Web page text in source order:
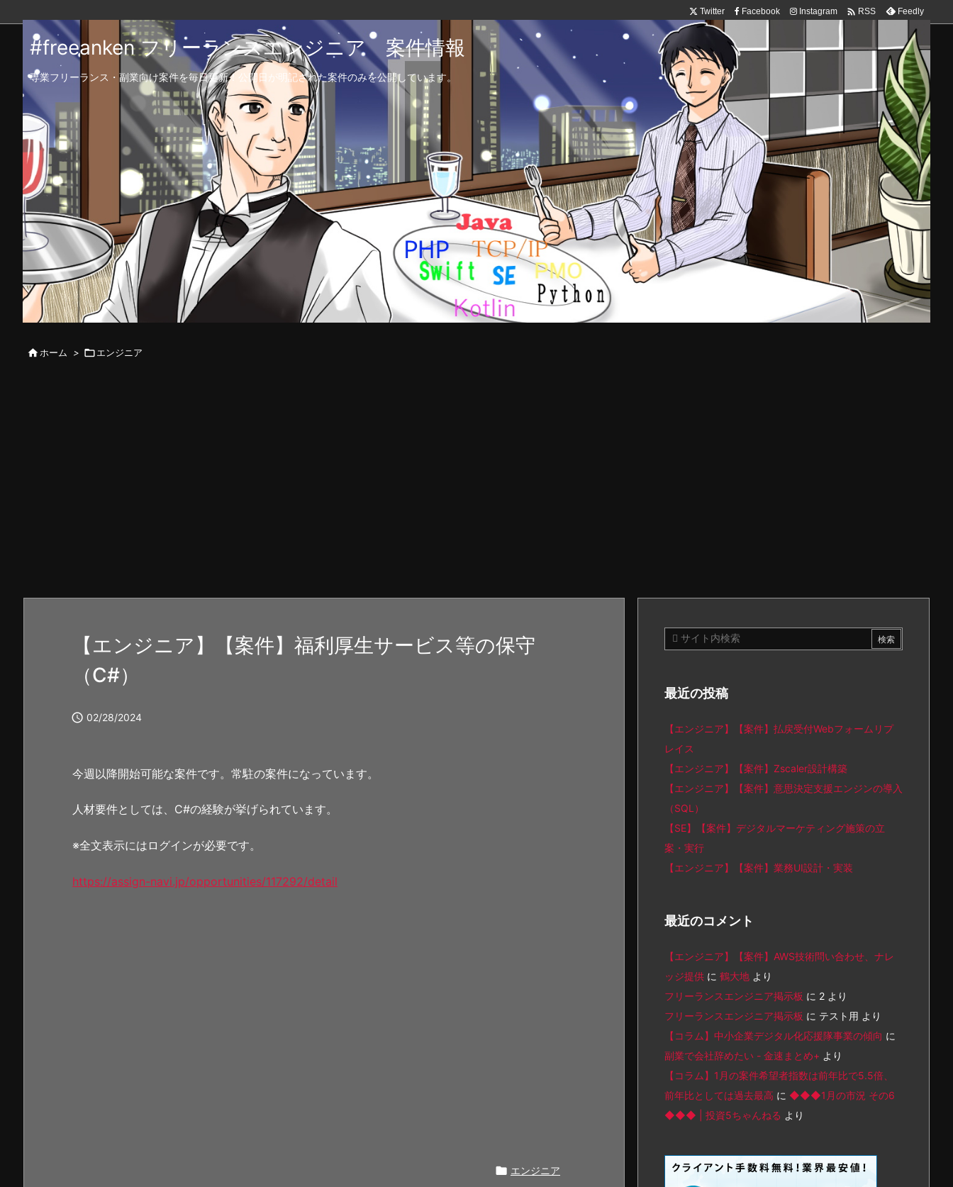
Twitter Facebook Instagram  RSS Feedly
#freeanken フリーランスエンジニア 案件情報
専業フリーランス・副業向け案件を毎日更新！公開日が明記された案件のみを公開しています。
 ホーム > エンジニア
【エンジニア】【案件】福利厚生サービス等の保守
（C#）
 02/28/2024
今週以降開始可能な案件です。常駐の案件になっています。
人材要件としては、C#の経験が挙げられています。
※全文表示にはログインが必要です。
https://assign-navi.jp/opportunities/117292/detail
 エンジニア
最近の投稿
【エンジニア】【案件】払戻受付Webフォームリプ
レイス
【エンジニア】【案件】Zscaler設計構築
【エンジニア】【案件】意思決定支援エンジンの導入
（SQL）
【SE】【案件】デジタルマーケティング施策の立
案・実行
【エンジニア】【案件】業務UI設計・実装
最近のコメント
【エンジニア】【案件】AWS技術問い合わせ、ナレ
ッジ提供 に 鶴大地 より
フリーランスエンジニア掲示板 に 2 より
フリーランスエンジニア掲示板 に テスト用 より
【コラム】中小企業デジタル化応援隊事業の傾向 に
副業で会社辞めたい - 金速まとめ+ より
【コラム】1月の案件希望者指数は前年比で5.5倍、
前年比としては過去最高 に ◆◆◆1月の市況 その6
◆◆◆ | 投資5ちゃんねる より